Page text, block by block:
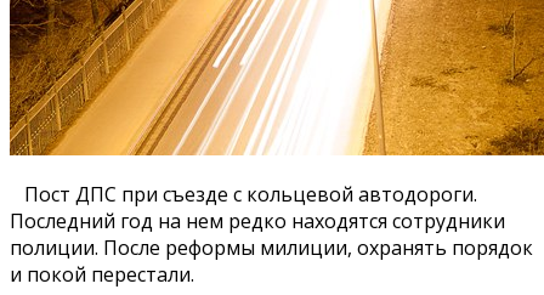
Пост ДПС при съезде с кольцевой автодороги.
Последний год на нем редко находятся сотрудники
полиции. После реформы милиции, охранять порядок
и покой перестали.